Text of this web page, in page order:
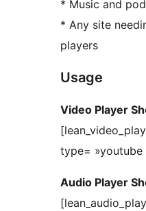
* Music and
* Any site
players
Usage
Video Player
type= »youtube
Audio Player